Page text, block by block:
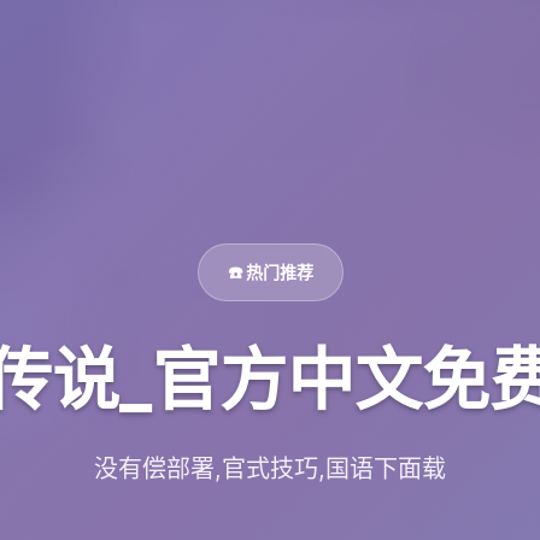
☎️ 热门推荐
说_官方中文免
没有偿部署,官式技巧,国语下面载